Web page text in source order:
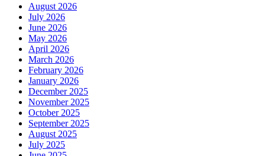
August 2026
July 2026
June 2026
May 2026
April 2026
March 2026
February 2026
January 2026
December 2025
November 2025
October 2025
September 2025
August 2025
July 2025